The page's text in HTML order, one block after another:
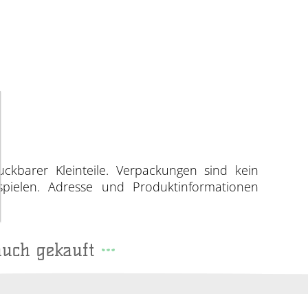
Kleinteile. Verpackungen sind kein
Adresse und Produktinformationen
gekauft